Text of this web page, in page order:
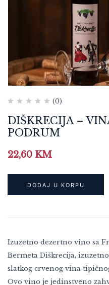
(0)
DIŠKRECIJA –
PODRUM
22,60 KM
DODAJ U KORPU
Izuzetno dezertno vino sa
Bermeta Diškrecija,
slatkog crvenog vina
Ovo vino je jedinstveno